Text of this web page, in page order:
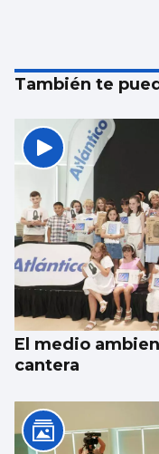
También te
El medio
cantera